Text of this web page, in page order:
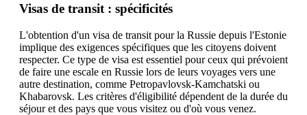
Visas de transit : spécificités
L'obtention d'un visa de transit pour la Russie depuis l'Estonie
implique des exigences spécifiques que les citoyens doivent
respecter. Ce type de visa est essentiel pour ceux qui prévoient
de faire une escale en Russie lors de leurs voyages vers une
autre destination, comme Petropavlovsk-Kamchatski ou
Khabarovsk. Les critères d'éligibilité dépendent de la durée du
séjour et des pays que vous visitez ou d'où vous venez.